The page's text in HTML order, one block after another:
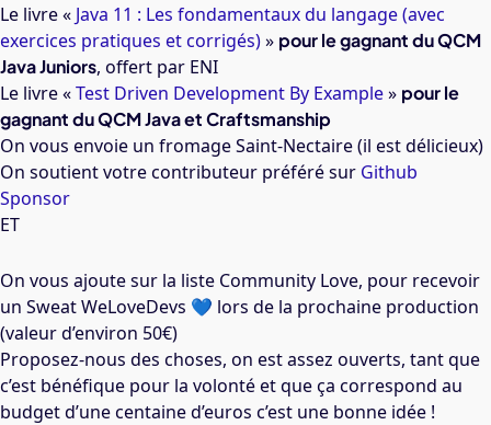
Le livre « Java 11 : Les fondamentaux du langage (avec
exercices pratiques et corrigés)» pour le gagnant du QCM
Java Juniors, offert par ENI
Le livre «Test Driven Development By Example» pour le
gagnant du QCM Java et Craftsmanship
On vous envoie un fromage Saint-Nectaire (il est délicieux)
On soutient votre contributeur préféré sur Github
Sponsor
ET
On vous ajoute sur la liste Community Love, pour recevoir
un Sweat WeLoveDevs 💙 lors de la prochaine production
(valeur d’environ 50€)
Proposez-nous des choses, on est assez ouverts, tant que
c’est bénéfique pour la volonté et que ça correspond au
budget d’une centaine d’euros c’est une bonne idée !